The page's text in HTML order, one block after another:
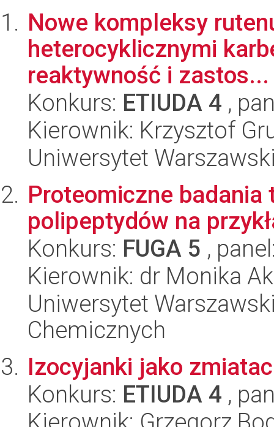
Nowe kompleksy
heterocyklicznymi
reaktywność i zastos...
Konkurs: ETIUDA 4 ,
Kierownik: Krzysztof
Uniwersytet
Proteomiczne
polipeptydów na
Konkurs: FUGA 5 ,
Kierownik: dr Monika
Uniwersytet
Chemicznych
Izocyjanki jako
Konkurs: ETIUDA 4 ,